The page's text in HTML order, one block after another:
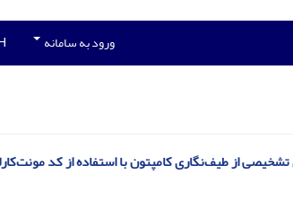
ورود به سامانه